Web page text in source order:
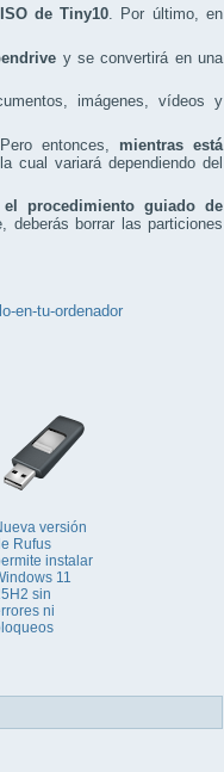
de Tiny10. Por último, en
y se convertirá en una
imágenes, vídeos y
entonces, mientras está
cual variará dependiendo del
procedimiento guiado de
deberás borrar las particiones
en-tu-ordenador
versión
Rufus
instalar
11
sin
ni